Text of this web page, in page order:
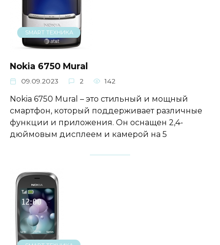
SMART ТЕХНИКА
Nokia 6750 Mural
09.09.2023 2 142
Nokia 6750 Mural – это стильный и мощный
смартфон, который поддерживает различные
функции и приложения. Он оснащен 2,4-
дюймовым дисплеем и камерой на 5